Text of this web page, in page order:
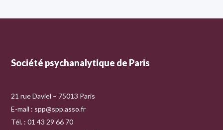
Société psychanalytique de Paris
21 rue Daviel – 75013 Paris
E-mail : spp@spp.asso.fr
Tél. : 01 43 29 66 70